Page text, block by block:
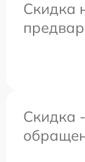
Скидка
Скидка